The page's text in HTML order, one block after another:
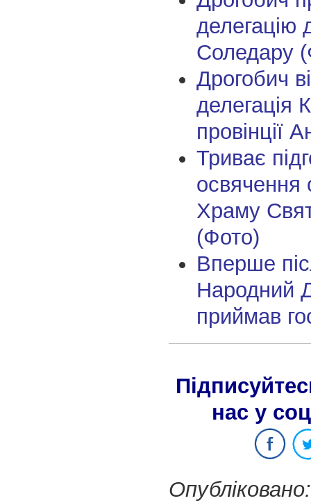
делегацію
Соледару
Дрогобич
делегація
провінції
Триває
освячення
Храму
(Фото)
Вперше
Народний
приймав
нас у
Опубліковано: